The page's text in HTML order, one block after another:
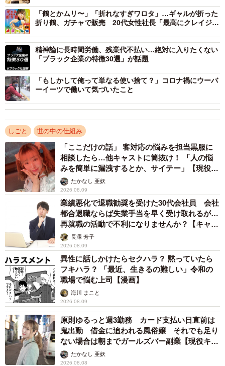
と、色々と楽しんでいました。当時は実家に住んでいまし
たが、ご飯の時間がすごく楽しみだったことを覚えていま
す。「Oisix」のトライアルセットを注文したのもそうした
背景があって、「最近はこんな流行りの食品宅配サービス
があるらしい」というちょっとした興味から注文しまし
た。
―そうして食品業界を志されたのですね。しかし、食に関
わる会社は非常にたくさんありますよね
その通りですね。私も飲料メーカーや食品メーカーの選考
も受験しました。最初はどの会社も魅力的に見えて、食品
に関わる会社であれば積極的に興味を持つようにしていま
したね。
ただ、企業や仕事について研究を深めていくと、食品業界
の営業職は食に近いようで遠い仕事だということに気づい
たんです。例えば食品メーカーの営業職であれば、スーパ
ーなどの小売店への営業となりますよね。確かに最終的に
は食卓に届く食品を扱うのですが、直接、お客様に食品を
届けることが出来ません。食卓からは遠い存在だと感じた
のです。
その点、「Oisix」のサービスに携わることができれば、お
客様に会う機会もあり、自分たちのサービスがどのように
利用されているのかを聞くことが出来ます。そんな風にお
「鶴とかムリ〜」「折れなすぎワロタ」…ギャルが折った
折り鶴、ガチャで販売 20代女性社長「最高にクレイジー
精神論に長時間労働、残業代不払い…絶対に入りたくない
「ブラック企業の特徴30選」が話題
「もしかして俺って単なる使い捨て？」コロナ禍にウーバ
ーイーツで働いて気づいたこと
しごと 世の中の仕組み
「ここだけの話」 客対応の悩みを担当黒服に
相談したら…他キャストに筒抜け！ 「人の悩
みを簡単に漏洩するとか、サイテー」【現役キ
ャストに取材】
たかなし 亜妖
2026.08.09
業績悪化で退職勧奨を受けた30代会社員 会社
都合退職ならば失業手当を早く受け取れるが…
再就職の活動で不利になりませんか？【キャリ
アカウンセラーが解説】
長澤 芳子
2026.08.09
異性に話しかけたらセクハラ？ 黙っていたら
フキハラ？ 「最近、生きるの難しい」令和の
職場で悩む上司【漫画】
海川 まこと
2026.08.09
原則ゆるっと週3勤務 カード支払い日直前は
鬼出勤 借金に追われる風俗嬢 それでも足り
ない場合は朝までガールズバー副業【現役キャ
ストに取材】
たかなし 亜妖
2026.08.08